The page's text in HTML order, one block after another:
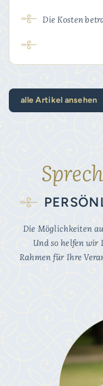
Die Kosten
alle Artikel ansehen
Die Möglichkeiten
Und so helfen wir
Rahmen für Ihre